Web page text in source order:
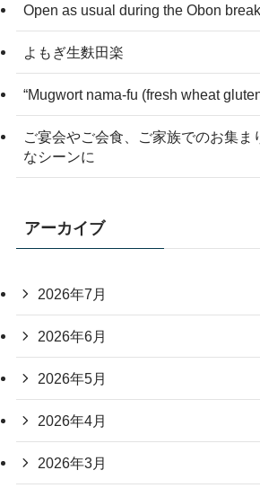
Open as usual during the Obon break
よもぎ生麩田楽
“Mugwort nama-fu (fresh wheat
ご宴会やご会食、ご家族でのお集ま
なシーンに
アーカイブ
2026年7月
2026年6月
2026年5月
2026年4月
2026年3月